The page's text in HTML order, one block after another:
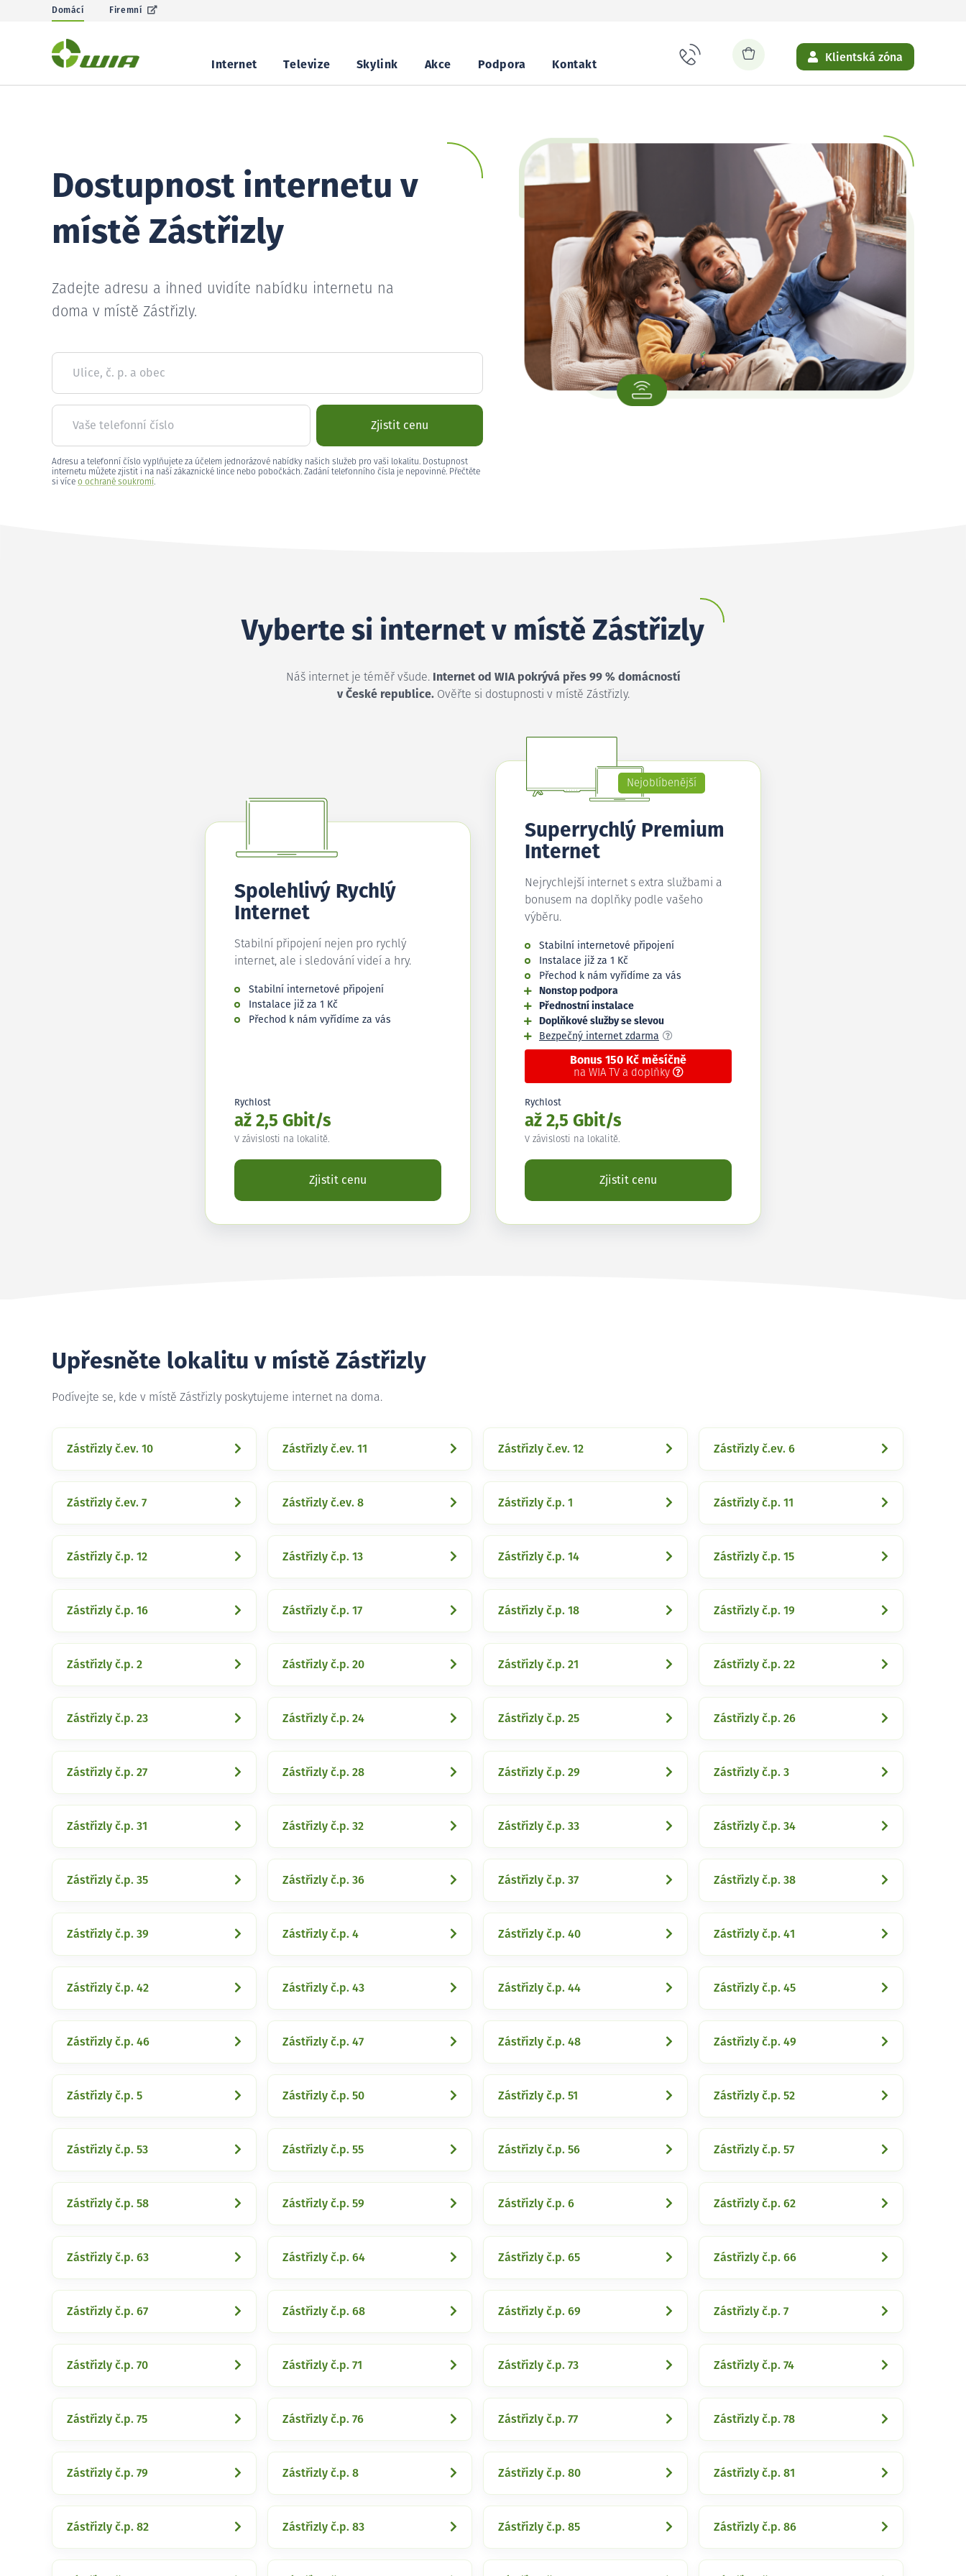
Domácí Firemní
Internet Televize Skylink Akce Podpora Kontakt
Klientská zóna
Dostupnost internetu v
místě Zástřizly
Zadejte adresu a ihned uvidíte nabídku internetu na
doma v místě Zástřizly.
Ulice, č. p. a obec
Vaše telefonní číslo Zjistit cenu
Adresu a telefonní číslo vyplňujete za účelem jednorázové nabídky našich služeb pro vaši lokalitu. Dostupnost
internetu můžete zjistit i na naší zákaznické lince nebo pobočkách. Zadání telefonního čísla je nepovinné. Přečtěte
si více o ochraně soukromí.
Vyberte si internet v místě Zástřizly
Náš internet je téměř všude.
Internet od WIA pokrývá přes 99 % domácností
v České republice.Ověřte si dostupnosti v místě Zástřizly.
Spolehlivý Rychlý
Internet
Stabilní připojení nejen pro rychlý
internet, ale i sledování videí a hry.
Stabilní internetové připojení
Instalace již za 1 Kč
Přechod k nám vyřídíme za vás
Rychlost
až 2,5 Gbit/s
V závislosti na lokalitě.
Zjistit cenu
Nejoblíbenější
Superrychlý Premium
Internet
Nejrychlejší internet s extra službami a
bonusem na doplňky podle vašeho
výběru.
Stabilní internetové připojení
Instalace již za 1 Kč
Přechod k nám vyřídíme za vás
Nonstop podpora
Přednostní instalace
Doplňkové služby se slevou
Bezpečný internet zdarma
Bonus 150 Kč měsíčně
na WIA TV a doplňky
Rychlost
až 2,5 Gbit/s
V závislosti na lokalitě.
Zjistit cenu
Upřesněte lokalitu v místě Zástřizly
Podívejte se, kde v místě Zástřizly poskytujeme internet na doma.
Zástřizly č.ev. 10 Zástřizly č.ev. 11 Zástřizly č.ev. 12 Zástřizly č.ev. 6
Zástřizly č.ev. 7 Zástřizly č.ev. 8 Zástřizly č.p. 1 Zástřizly č.p. 11
Zástřizly č.p. 12 Zástřizly č.p. 13 Zástřizly č.p. 14 Zástřizly č.p. 15
Zástřizly č.p. 16 Zástřizly č.p. 17 Zástřizly č.p. 18 Zástřizly č.p. 19
Zástřizly č.p. 2 Zástřizly č.p. 20 Zástřizly č.p. 21 Zástřizly č.p. 22
Zástřizly č.p. 23 Zástřizly č.p. 24 Zástřizly č.p. 25 Zástřizly č.p. 26
Zástřizly č.p. 27 Zástřizly č.p. 28 Zástřizly č.p. 29 Zástřizly č.p. 3
Zástřizly č.p. 31 Zástřizly č.p. 32 Zástřizly č.p. 33 Zástřizly č.p. 34
Zástřizly č.p. 35 Zástřizly č.p. 36 Zástřizly č.p. 37 Zástřizly č.p. 38
Zástřizly č.p. 39 Zástřizly č.p. 4 Zástřizly č.p. 40 Zástřizly č.p. 41
Zástřizly č.p. 42 Zástřizly č.p. 43 Zástřizly č.p. 44 Zástřizly č.p. 45
Zástřizly č.p. 46 Zástřizly č.p. 47 Zástřizly č.p. 48 Zástřizly č.p. 49
Zástřizly č.p. 5 Zástřizly č.p. 50 Zástřizly č.p. 51 Zástřizly č.p. 52
Zástřizly č.p. 53 Zástřizly č.p. 55 Zástřizly č.p. 56 Zástřizly č.p. 57
Zástřizly č.p. 58 Zástřizly č.p. 59 Zástřizly č.p. 6 Zástřizly č.p. 62
Zástřizly č.p. 63 Zástřizly č.p. 64 Zástřizly č.p. 65 Zástřizly č.p. 66
Zástřizly č.p. 67 Zástřizly č.p. 68 Zástřizly č.p. 69 Zástřizly č.p. 7
Zástřizly č.p. 70 Zástřizly č.p. 71 Zástřizly č.p. 73 Zástřizly č.p. 74
Zástřizly č.p. 75 Zástřizly č.p. 76 Zástřizly č.p. 77 Zástřizly č.p. 78
Zástřizly č.p. 79 Zástřizly č.p. 8 Zástřizly č.p. 80 Zástřizly č.p. 81
Zástřizly č.p. 82 Zástřizly č.p. 83 Zástřizly č.p. 85 Zástřizly č.p. 86